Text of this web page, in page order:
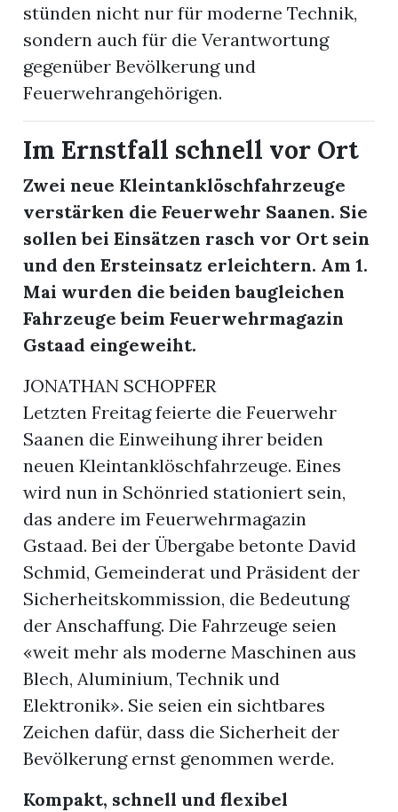
stünden nicht nur für moderne Technik,
sondern auch für die Verantwortung
gegenüber Bevölkerung und
Feuerwehrangehörigen.
Im Ernstfall schnell vor Ort
Zwei neue Kleintanklöschfahrzeuge
verstärken die Feuerwehr Saanen. Sie
sollen bei Einsätzen rasch vor Ort sein
und den Ersteinsatz erleichtern. Am 1.
Mai wurden die beiden baugleichen
Fahrzeuge beim Feuerwehrmagazin
Gstaad eingeweiht.
JONATHAN SCHOPFER
Letzten Freitag feierte die Feuerwehr
Saanen die Einweihung ihrer beiden
neuen Kleintanklöschfahrzeuge. Eines
wird nun in Schönried stationiert sein,
das andere im Feuerwehrmagazin
Gstaad. Bei der Übergabe betonte David
Schmid, Gemeinderat und Präsident der
Sicherheitskommission, die Bedeutung
der Anschaffung. Die Fahrzeuge seien
«weit mehr als moderne Maschinen aus
Blech, Aluminium, Technik und
Elektronik». Sie seien ein sichtbares
Zeichen dafür, dass die Sicherheit der
Bevölkerung ernst genommen werde.
Kompakt, schnell und flexibel